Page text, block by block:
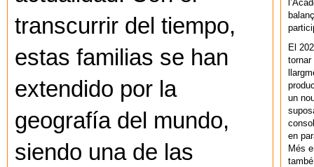
transcurrir del tiempo,
estas familias se han
extendido por la
geografía del mundo,
siendo una de las
El
un
en
Més